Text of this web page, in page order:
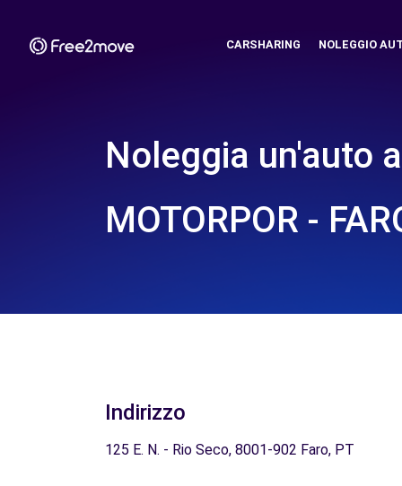
CARSHARING NOLEGGIO
Noleggia un'auto a
MOTORPOR -
Indirizzo
125 E. N. - Rio Seco, 8001-902 Faro, PT